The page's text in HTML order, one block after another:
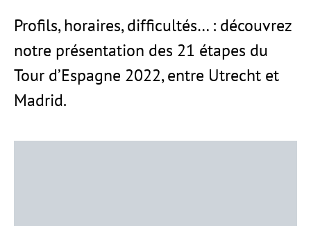
Profils, horaires, difficultés… : découvrez
notre présentation des 21 étapes du
Tour d’Espagne 2022, entre Utrecht et
Madrid.